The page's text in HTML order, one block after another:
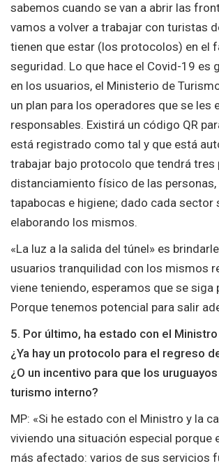
sabemos cuando se van a abrir las
vamos a volver a trabajar con turistas
tienen que estar (los protocolos) en el
seguridad. Lo que hace el Covid-19 es
en los usuarios, el Ministerio de
un plan para los operadores que se les
responsables. Existirá un código QR
está registrado como tal y que está
trabajar bajo protocolo que tendrá tres
distanciamiento físico de las personas,
tapabocas e higiene; dado cada sector
elaborando los mismos.
«La luz a la salida del túnel» es
usuarios tranquilidad con los mismos
viene teniendo, esperamos que se siga
Porque tenemos potencial para salir
5. Por último, ha estado con el
¿Ya hay un protocolo para el regreso
¿O un incentivo para que los
turismo interno?
MP: «Si he estado con el Ministro y la
viviendo una situación especial porque
más afectado: varios de sus servicios